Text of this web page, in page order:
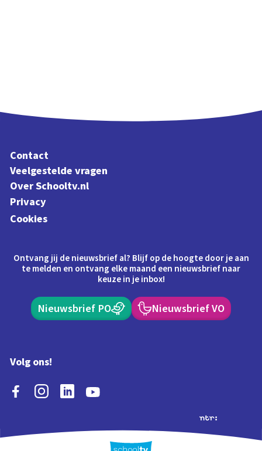
Contact
Veelgestelde vragen
Over Schooltv.nl
Privacy
Cookies
Ontvang jij de nieuwsbrief al? Blijf op de hoogte door je aan
te melden en ontvang elke maand een nieuwsbrief naar
keuze in je inbox!
Nieuwsbrief PO Nieuwsbrief VO
Volg ons!